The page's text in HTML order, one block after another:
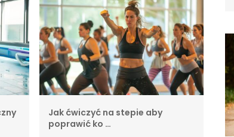
Jak ćwiczyć na stepie aby
poprawić ko …